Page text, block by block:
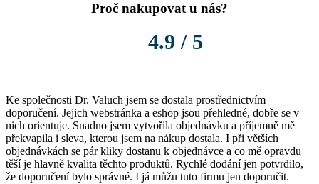
Proč nakupovat u nás?
4.9 / 5
Ke společnosti Dr. Valuch jsem se dostala prostřednictvím
doporučení. Jejich webstránka a eshop jsou přehledné, dobře se v
nich orientuje. Snadno jsem vytvořila objednávku a příjemně mě
překvapila i sleva, kterou jsem na nákup dostala. I při větších
objednávkách se pár kliky dostanu k objednávce a co mě opravdu
těší je hlavně kvalita těchto produktů. Rychlé dodání jen potvrdilo,
že doporučení bylo správné. I já můžu tuto firmu jen doporučit.